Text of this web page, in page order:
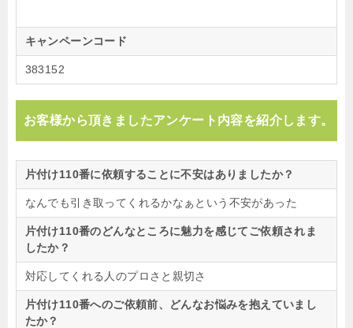
キャンペーンコード
383152
お客様から頂きましたアンケート内容を紹介します。
片付け110番に依頼することに不安はありましたか？
なんでも引き取ってくれるかなぁという不安があった
片付け110番のどんなところに魅力を感じてご依頼されま
したか？
対応してくれる人のプロさと親切さ
片付け110番へのご依頼前、どんなお悩みを抱えていまし
たか？